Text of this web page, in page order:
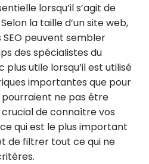
lorsqu’il s’agit de
la taille d’un site web,
peuvent sembler
des spécialistes du
plus utile lorsqu’il est utilisé
importantes que pour
ne pas être
de connaître vos
qui est le plus important
de filtrer tout ce qui ne